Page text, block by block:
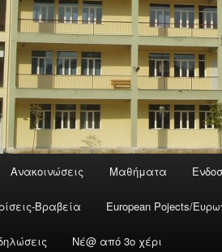
Ανακοινώσεις Μαθήματα
Βραβεία European Pojects/
Νέ@ από 3ο χέρι